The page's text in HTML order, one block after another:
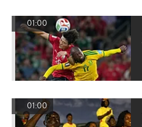
01:00
01:00